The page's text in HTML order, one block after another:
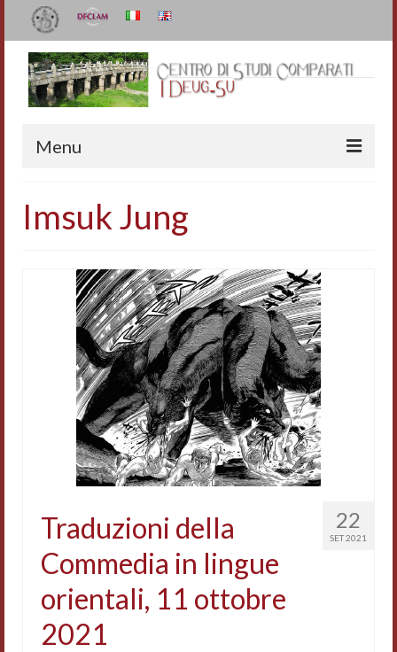
Menu
Organizzazione e contatti
Staff
I Deug-Su
Statuto
Relazioni sulle attività
Accordi di cooperazione
Ricerca
Cultura coreana
Koreanische Literatur und Kultur
Hagiographica Coreana
Cultura medioevale
Scrittori Latini dell’Europa Medievale
Imsuk Jung
22
SET 2021
Traduzioni della
Commedia in lingue
orientali, 11 ottobre
2021